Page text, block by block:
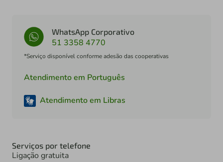
WhatsApp Corporativo
51 3358 4770
*Serviço disponível conforme adesão das cooperativas
Atendimento em Português
Atendimento em Libras
Serviços por telefone
Ligação gratuita